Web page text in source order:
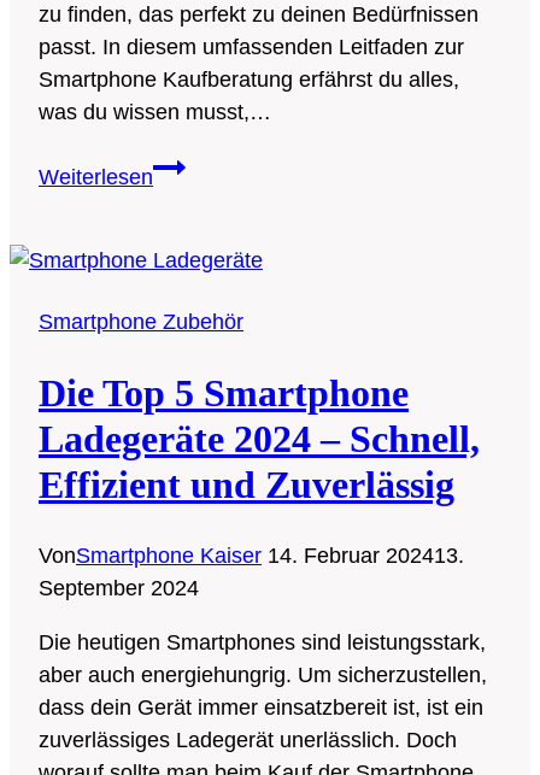
zu finden, das perfekt zu deinen Bedürfnissen
passt. In diesem umfassenden Leitfaden zur
Smartphone Kaufberatung erfährst du alles,
was du wissen musst,…
WeiterlesenDer
zur
Kaufberatung:
findest
das
perfekte
für
deine
Smartphone Zubehör
Die Top 5 Smartphone
Ladegeräte 2024 – Schnell,
Effizient und Zuverlässig
VonSmartphone Kaiser 14. Februar 202413.
September 2024
Die heutigen Smartphones sind leistungsstark,
aber auch energiehungrig. Um sicherzustellen,
dass dein Gerät immer einsatzbereit ist, ist ein
zuverlässiges Ladegerät unerlässlich. Doch